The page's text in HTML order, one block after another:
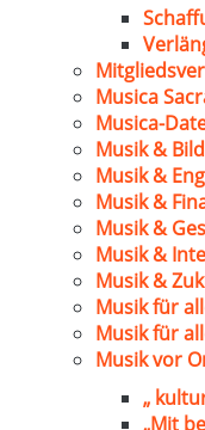
Musica
Musica-
Musik &
Musik &
Musik &
Musik &
Musik &
Musik &
Musik für
Musik für
Musik vor
„
„Mit